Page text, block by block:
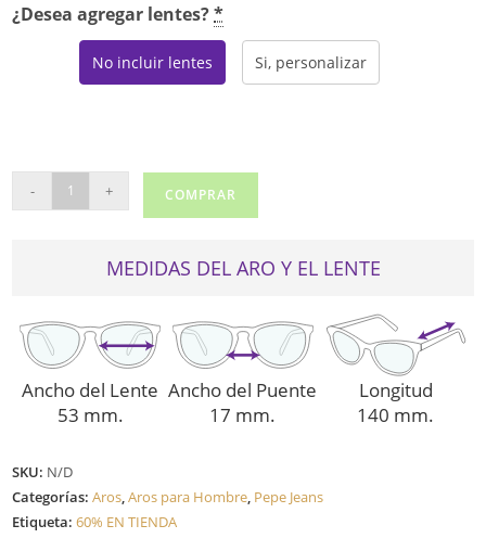
¿Desea agregar lentes?*
No incluir lentes Si, personalizar
JEANS
- + COMPRAR
MEDIDAS DEL ARO Y EL LENTE
Ancho del Lente
53 mm.
Ancho del Puente
17 mm.
Longitud
140 mm.
SKU: N/D
Categorías:Aros,Aros para Hombre, Pepe Jeans
Etiqueta:60% EN TIENDA